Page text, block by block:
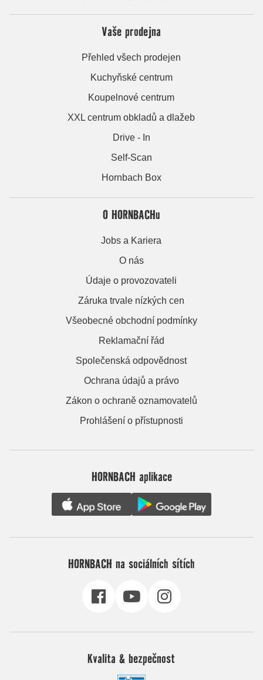
Vaše prodejna
Přehled všech prodejen
Kuchyňské centrum
Koupelnové centrum
XXL centrum obkladů a dlažeb
Drive - In
Self-Scan
Hornbach Box
O HORNBACHu
Jobs a Kariera
O nás
Údaje o provozovateli
Záruka trvale nízkých cen
Všeobecné obchodní podmínky
Reklamační řád
Společenská odpovědnost
Ochrana údajů a právo
Zákon o ochraně oznamovatelů
Prohlášení o přístupnosti
HORNBACH aplikace
HORNBACH na sociálních sítích
Kvalita & bezpečnost